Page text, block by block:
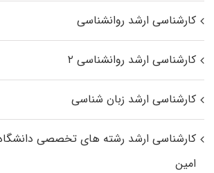
کارشناسی ارشد روانشناسی
کارشناسی ارشد روانشناسی ۲
کارشناسی ارشد زبان شناسی
کارشناسی ارشد رﺷﺘﻪ ﻫﺎی تخصصی داﻧﺸﮕﺎه
اﻣﻴﻦ